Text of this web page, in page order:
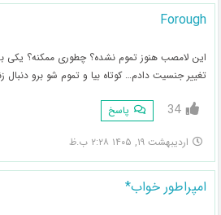
Forough
این لامصب هنوز تموم نشده؟ چطوری ممکنه؟ یکی
تغییر جنسیت دادم… کوتاه بیا و تموم شو برو دنبال
34 پاسخ
اردیبهشت ۱۹, ۱۴۰۵ ۲:۲۸ ب.ظ
امپراطور خواب*